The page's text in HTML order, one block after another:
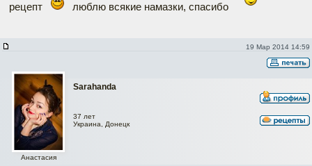
рецепт люблю всякие намазки, спасибо
19 Мар 2014 14:59
Sarahanda
Анастасия
37 лет
Украина, Донецк